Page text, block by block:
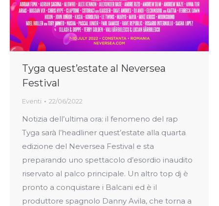
Tyga quest’estate al Neversea
Festival
Eventi 22/06/2022
Notizia dell’ultima ora: il fenomeno del rap
Tyga sarà l’headliner quest’estate alla quarta
edizione del Neversea Festival e sta
preparando uno spettacolo d’esordio inaudito
riservato al palco principale. Un altro top dj è
pronto a conquistare i Balcani ed è il
produttore spagnolo Danny Avila, che torna a